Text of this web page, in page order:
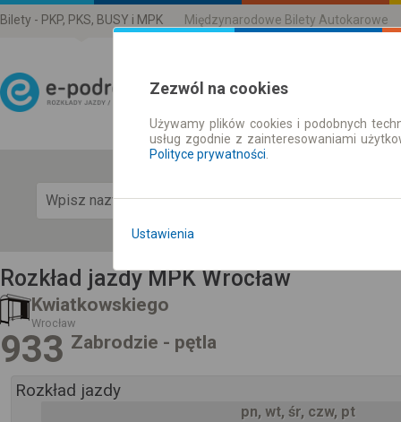
Bilety - PKP, PKS, BUSY i MPK Międzynarodowe Bilety Autokarowe
Rozkład Jazdy | Bilety
Rozkład jazdy MPK Wrocław
Kwiatkowskiego
Wrocław
933 Zabrodzie - pętla
Rozkład jazdy
pn, wt, śr, czw, pt
Zezwól na cookies
Używamy plików cookies i podobnych
usług zgodnie z zainteresowaniami
Polityce prywatności
Ustawienia